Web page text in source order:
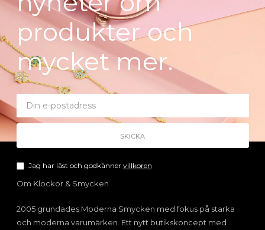
produkter och
mycket mer.
Jag har läst och godkänner villkoren
Om Klockor & Smycken
2005 grundades Moderna Smycken med fokus på starka
och moderna varumärken. Ett nytt butikskoncept med